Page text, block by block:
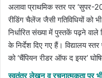
अलावा प्राथमिक स्तर पर ‘सुपर-
रीडिंग चैलेंज जैसी गतिविधियों को
निर्धारित संख्या में पुस्तकें पढ़ने वाले
के निर्देश दिए गए हैं। विद्यालय
को ‘चैंपियन रीडर ऑफ द इयर’
स्वतंत्र लेखन व रचनात्मकता पर